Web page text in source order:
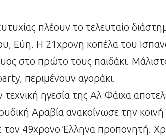
πλέουν το τελευταίο
Εύη. Η 21χρονη κοπέλα του
στο πρώτο τους παιδάκι.
περιμένουν αγοράκι.
ηγεσία της Αλ Φάιχα
Αραβία ανακοίνωσε την κοινή
τον 49χρονο Έλληνα προπονητή.